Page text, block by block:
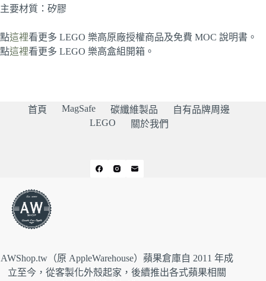
主要材質：矽膠
點這裡看更多 LEGO 樂高原廠授權商品及免費 MOC 說明書。
點這裡看更多 LEGO 樂高盒組開箱。
首頁 MagSafe 碳纖維製品
自有品牌周邊
LEGO
關於我們
AWShop.tw（原 AppleWarehouse）蘋果倉庫自 2011 年成
立至今，從客製化外殼起家，後續推出各式蘋果相關